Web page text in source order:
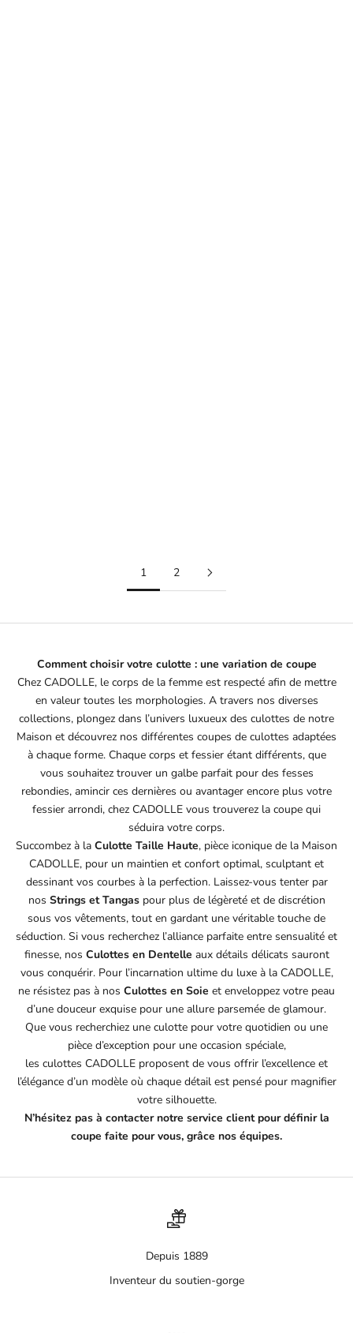
1 2
Comment choisir votre culotte : une variation de coupe
Chez CADOLLE, le corps de la femme est respecté afin de mettre
en valeur toutes les morphologies. A travers nos diverses
collections, plongez dans l’univers luxueux des culottes de notre
Maison et découvrez nos différentes coupes de culottes adaptées
à chaque forme. Chaque corps et fessier étant différents, que
vous souhaitez trouver un galbe parfait pour des fesses
rebondies, amincir ces dernières ou avantager encore plus votre
fessier arrondi, chez CADOLLE vous trouverez la coupe qui
séduira votre corps.
Succombez à la Culotte Taille Haute, pièce iconique de la Maison
CADOLLE, pour un maintien et confort optimal, sculptant et
dessinant vos courbes à la perfection. Laissez-vous tenter par
nos Strings et Tangas pour plus de légèreté et de discrétion
sous vos vêtements, tout en gardant une véritable touche de
séduction. Si vous recherchez l’alliance parfaite entre sensualité et
finesse, nos Culottes en Dentelle aux détails délicats sauront
vous conquérir. Pour l’incarnation ultime du luxe à la CADOLLE,
ne résistez pas à nos Culottes en Soie et enveloppez votre peau
d’une douceur exquise pour une allure parsemée de glamour.
Que vous recherchiez une culotte pour votre quotidien ou une
pièce d’exception pour une occasion spéciale,
les culottes CADOLLE proposent de vous offrir l’excellence et
l’élégance d’un modèle où chaque détail est pensé pour magnifier
votre silhouette.
N’hésitez pas à contacter notre service client pour définir la
coupe faite pour vous, grâce nos équipes.
Depuis 1889
Inventeur du soutien-gorge